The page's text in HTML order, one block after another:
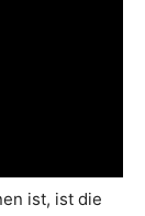
ist, ist die